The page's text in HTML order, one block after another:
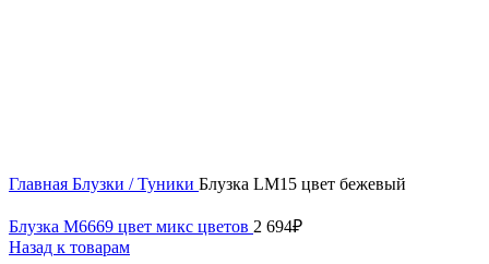
Главная Блузки / Туники Блузка LM15 цвет бежевый
Блузка М6669 цвет микс цветов 2 694₽
Назад к товарам